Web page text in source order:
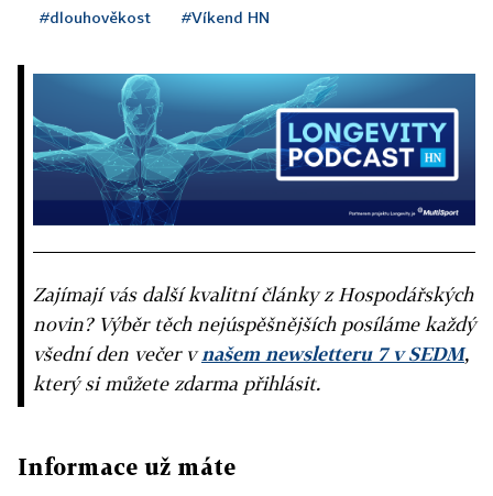
#dlouhověkost #Víkend HN
Zajímají vás další kvalitní články z Hospodářských
novin? Výběr těch nejúspěšnějších posíláme každý
všední den večer vnašem newsletteru 7 v SEDM,
který si můžete zdarma přihlásit.
Informace už máte